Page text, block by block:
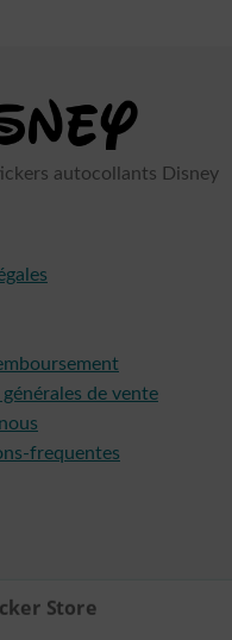
autocollants Disney
de vente
frequentes
Store